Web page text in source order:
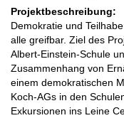
Projektbeschreibung:
Demokratie und
alle greifbar. Ziel des
Albert-Einstein-Schule
Zusammenhang von
einem demokratischen
Koch-AGs in den
Exkursionen ins Leine